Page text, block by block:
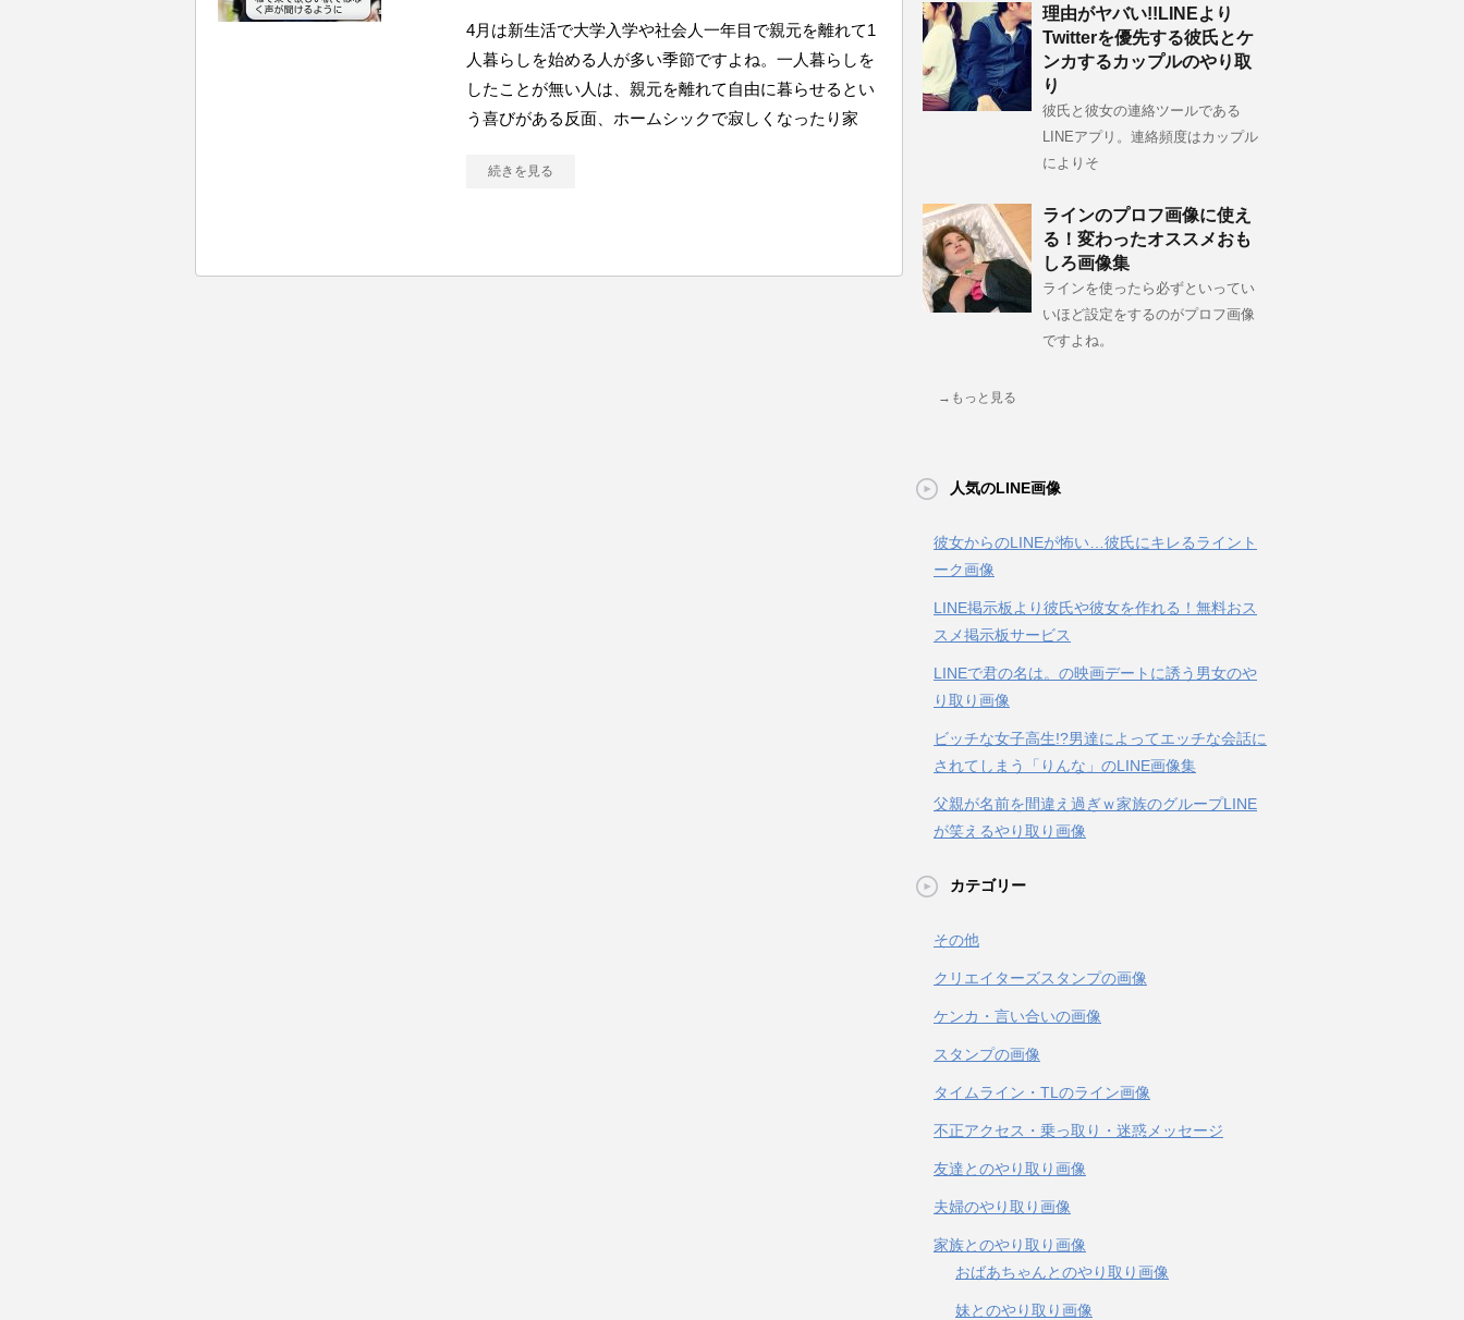
4月は新生活で大学入学や社会人一年目で親元を離れて1
人暮らしを始める人が多い季節ですよね。一人暮らしを
したことが無い人は、親元を離れて自由に暮らせるとい
う喜びがある反面、ホームシックで寂しくなったり家
続きを見る
理由がヤバい!!LINEより
Twitterを優先する彼氏とケ
ンカするカップルのやり取
り
彼氏と彼女の連絡ツールである
LINEアプリ。連絡頻度はカップル
によりそ
ラインのプロフ画像に使え
る！変わったオススメおも
しろ画像集
ラインを使ったら必ずといってい
いほど設定をするのがプロフ画像
ですよね。
→もっと見る
人気のLINE画像
彼女からのLINEが怖い…彼氏にキレるライント
ーク画像
LINE掲示板より彼氏や彼女を作れる！無料おス
スメ掲示板サービス
LINEで君の名は。の映画デートに誘う男女のや
り取り画像
ビッチな女子高生!?男達によってエッチな会話に
されてしまう「りんな」のLINE画像集
父親が名前を間違え過ぎｗ家族のグループLINE
が笑えるやり取り画像
カテゴリー
その他
クリエイターズスタンプの画像
ケンカ・言い合いの画像
スタンプの画像
タイムライン・TLのライン画像
不正アクセス・乗っ取り・迷惑メッセージ
友達とのやり取り画像
夫婦のやり取り画像
家族とのやり取り画像
おばあちゃんとのやり取り画像
妹とのやり取り画像